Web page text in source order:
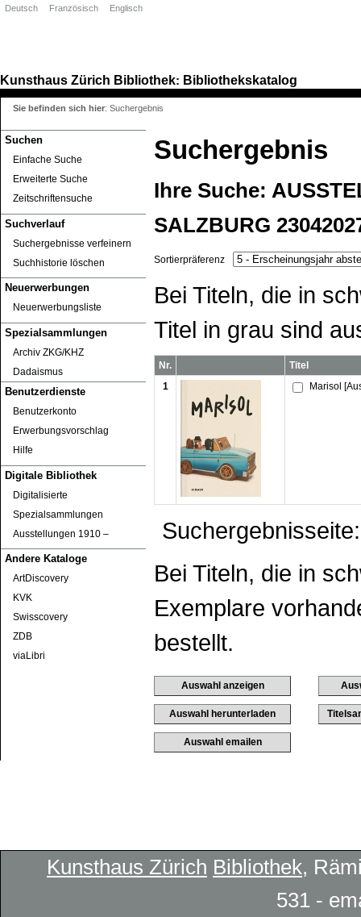
Kunsthaus Zürich Bibliothek: Bibliothekskatalog
Suchen
Einfache Suche
Erweiterte Suche
Zeitschriftensuche
Suchverlauf
Suchergebnisse verfeinern
Suchhistorie löschen
Neuerwerbungen
Neuerwerbungsliste
Spezialsammlungen
Archiv ZKG/KHZ
Dadaismus
Benutzerdienste
Benutzerkonto
Erwerbungsvorschlag
Hilfe
Digitale Bibliothek
Digitalisierte
Spezialsammlungen
Ausstellungen 1910 ‒
Andere Kataloge
ArtDiscovery
KVK
Swisscovery
ZDB
viaLibri
Deutsch Französisch Englisch
Sie befinden sich hier: Suchergebnis
Suchergebnis
Ihre Suche:
SALZBURG
Sortierpräferenz
Bei Titeln, die in
Titel in grau sind
Nr.
Titel
1
Marisol
Suchergebnisseite:
Bei Titeln, die in
Exemplare
bestellt.
Kunsthaus Zürich Bibliothek,
531 -